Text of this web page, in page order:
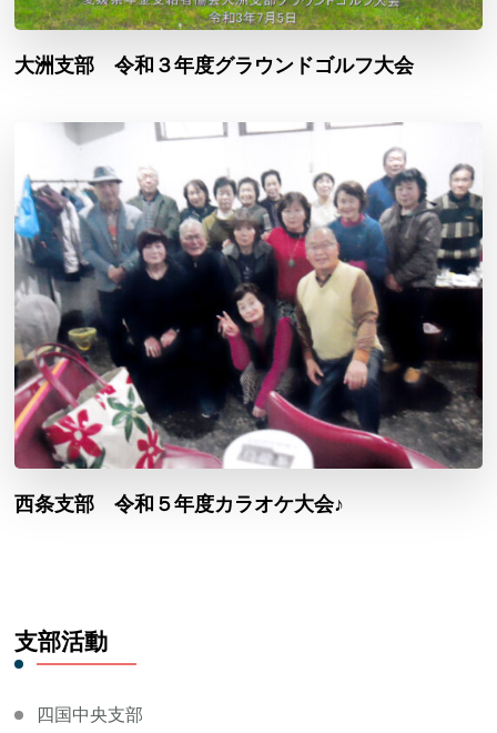
大洲支部 令和３年度グラウンドゴルフ大会
西条支部 令和５年度カラオケ大会♪
支部活動
四国中央支部